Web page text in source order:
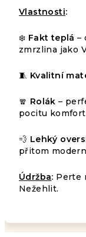
Vlastnosti:
❄️ Fakt teplá –
zmrzlina jako
🧵 Kvalitní
🧣 Rolák –
pocitu
💨 Lehký
přitom
Údržba: Perte
Nežehlit.